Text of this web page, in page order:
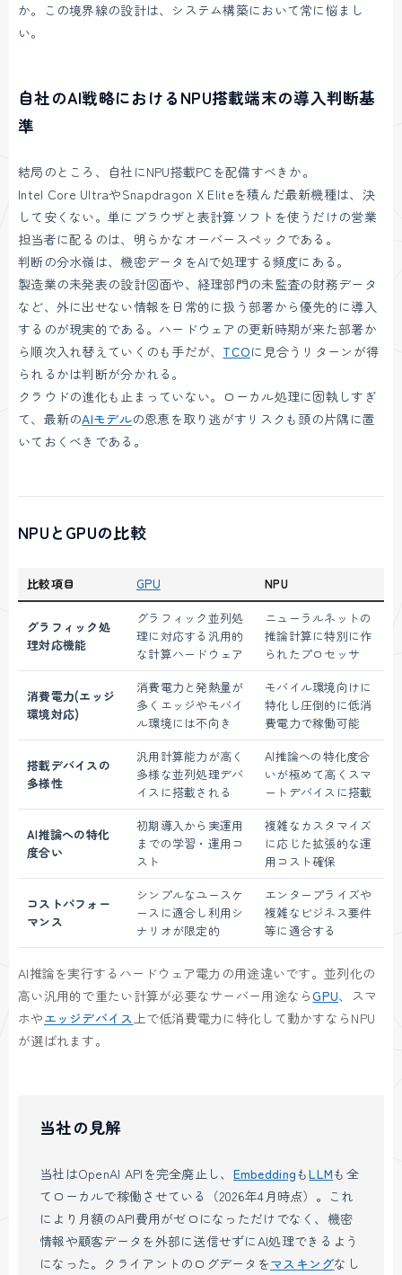
か。この境界線の設計は、システム構築において常に悩まし
い。
自社のAI戦略におけるNPU搭載端末の導入判断基
準
結局のところ、自社にNPU搭載PCを配備すべきか。
Intel Core UltraやSnapdragon X Eliteを積んだ最新機種は、決
して安くない。単にブラウザと表計算ソフトを使うだけの営業
担当者に配るのは、明らかなオーバースペックである。
判断の分水嶺は、機密データをAIで処理する頻度にある。
製造業の未発表の設計図面や、経理部門の未監査の財務データ
など、外に出せない情報を日常的に扱う部署から優先的に導入
するのが現実的である。ハードウェアの更新時期が来た部署か
ら順次入れ替えていくのも手だが、 TCOに見合うリターンが得
られるかは判断が分かれる。
クラウドの進化も止まっていない。ローカル処理に固執しすぎ
て、最新のAIモデルの恩恵を取り逃がすリスクも頭の片隅に置
いておくべきである。
NPUとGPUの比較
比較項目 GPU NPU
グラフィック処
理対応機能
グラフィック並列処
理に対応する汎用的
な計算ハードウェア
ニューラルネットの
推論計算に特別に作
られたプロセッサ
消費電力(エッジ
環境対応)
消費電力と発熱量が
多くエッジやモバイ
ル環境には不向き
モバイル環境向けに
特化し圧倒的に低消
費電力で稼働可能
搭載デバイスの
多様性
汎用計算能力が高く
多様な並列処理デバ
イスに搭載される
AI推論への特化度合
いが極めて高くスマ
ートデバイスに搭載
AI推論への特化
度合い
初期導入から実運用
までの学習・運用コ
スト
複雑なカスタマイズ
に応じた拡張的な運
用コスト確保
コストパフォー
マンス
シンプルなユースケ
ースに適合し利用シ
ナリオが限定的
エンタープライズや
複雑なビジネス要件
等に適合する
AI推論を実行するハードウェア電力の用途違いです。並列化の
高い汎用的で重たい計算が必要なサーバー用途ならGPU、スマ
ホやエッジデバイス 上で低消費電力に特化して動かすならNPU
が選ばれます。
当社の見解
当社はOpenAI APIを完全廃止し、 EmbeddingもLLMも全
てローカルで稼働させている（2026年4月時点）。これ
により月額のAPI費用がゼロになっただけでなく、機密
情報や顧客データを外部に送信せずにAI処理できるよう
になった。クライアントのログデータをマスキングなし